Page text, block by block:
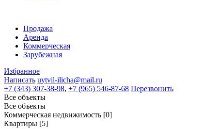
Продажа
Аренда
Коммерческая
Зарубежная
Избранное
Написать uytvil-ilicha@mail.ru
+7 (343) 307-38-98, +7 (965) 546-87-68 Перезвонить
Все объекты
Все объекты
Коммерческая недвижимость [0]
Квартиры [5]